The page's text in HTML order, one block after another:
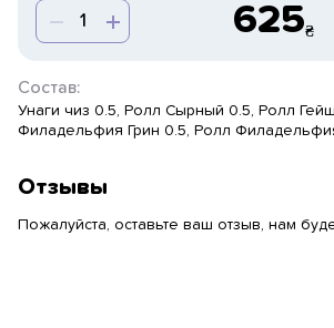
625
Состав:
Унаги чиз 0.5, Ролл Сырный 0.5, Ролл
Филадельфия Грин 0.5, Ролл
Отзывы
Пожалуйста, оставьте ваш отзыв, нам